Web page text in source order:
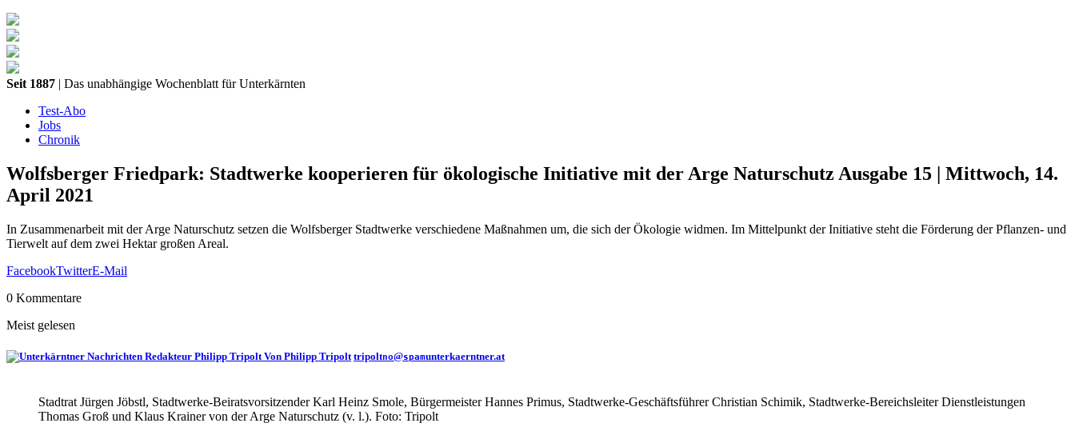
Seit 1887 | Das unabhängige Wochenblatt für Unterkärnten
Test-Abo
Jobs
Chronik
Wolfsberger Friedpark: Stadtwerke kooperieren für ökologische Initiative mit der Arge Naturschutz Ausgabe 15 | Mittwoch, 14.
April 2021
In Zusammenarbeit mit der Arge Naturschutz setzen die Wolfsberger Stadtwerke verschiedene Maßnahmen um, die sich der Ökologie widmen. Im Mittelpunkt der Initiative steht die Förderung der Pflanzen- und
Tierwelt auf dem zwei Hektar großen Areal.
FacebookTwitterE-Mail
0 Kommentare
Meist gelesen
Von Philipp Tripolt tripoltno@spamunterkaerntner.at
Stadtrat Jürgen Jöbstl, Stadtwerke-Beiratsvorsitzender Karl Heinz Smole, Bürgermeister Hannes Primus, Stadtwerke-Geschäftsführer Christian Schimik, Stadtwerke-Bereichsleiter Dienstleistungen
Thomas Groß und Klaus Krainer von der Arge Naturschutz (v. l.). Foto: Tripolt